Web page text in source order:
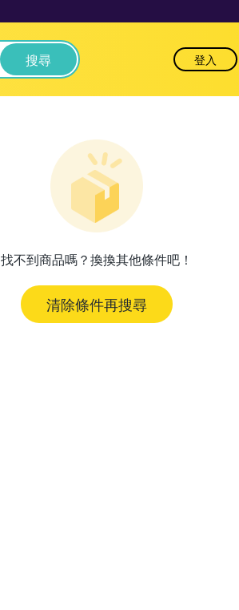
搜尋 登入
找不到商品嗎？換換其他條件吧！
清除條件再搜尋